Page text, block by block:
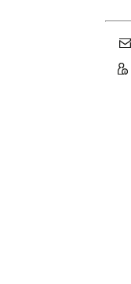
Klötze, Stadt
Könnern, Stadt